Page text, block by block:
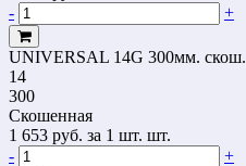
-
+
UNIVERSAL 14G 300мм. скош.
14
300
Скошенная
1 653 руб. за 1 шт. шт.
-
+